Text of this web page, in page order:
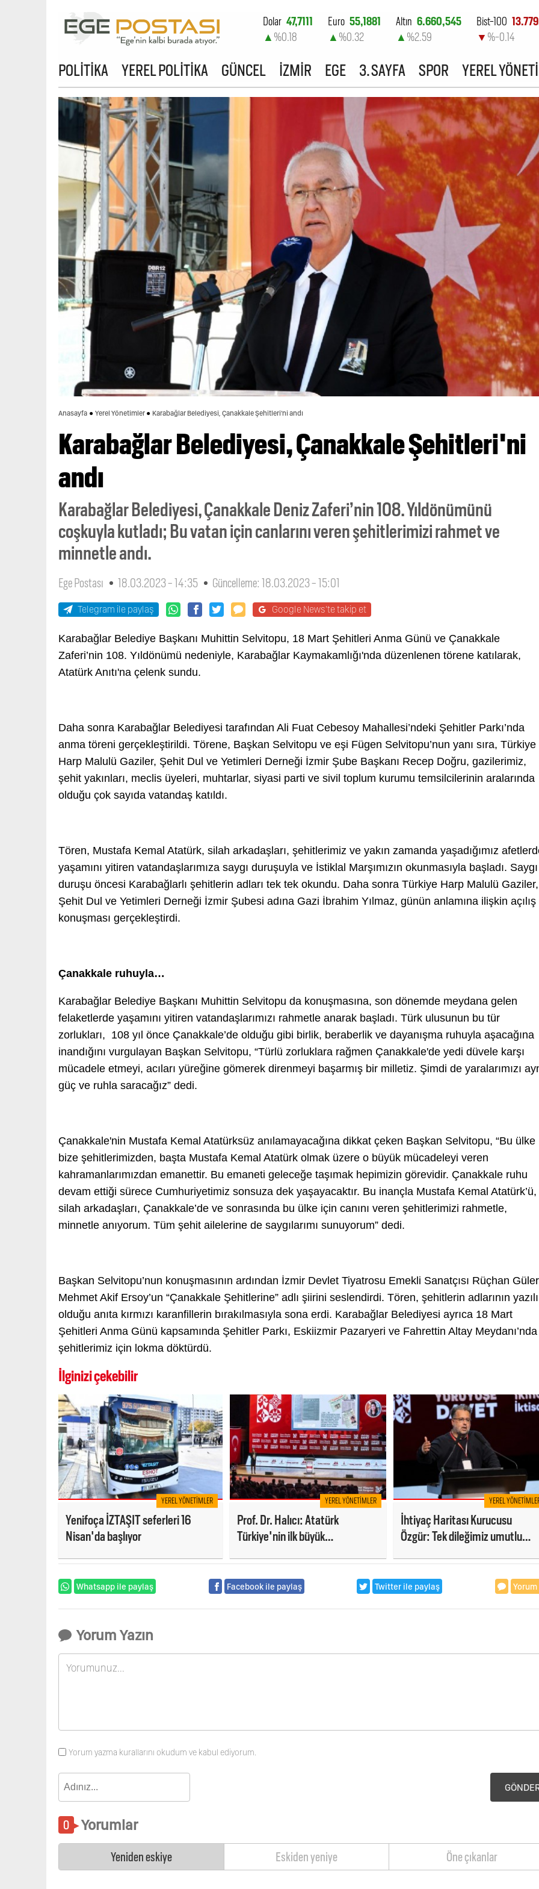
Dolar 47,7111
▲ %0.18
Euro 55,1881
▲ %0.32
Altın 6.660,545
▲ %2.59
Bist-100
▼ %-0.14
POLİTİKA YEREL POLİTİKA GÜNCEL İZMİR EGE 3. SAYFA SPOR YEREL
Anasayfa Yerel Yönetimler Karabağlar Belediyesi, Çanakkale Şehitleri'ni andı
Karabağlar Belediyesi, Çanakkale Şehitleri'ni
andı
Karabağlar Belediyesi, Çanakkale Deniz Zaferi’nin 108. Yıldönümünü
coşkuyla kutladı; Bu vatan için canlarını veren şehitlerimizi rahmet ve
minnetle andı.
Ege Postası 18.03.2023 - 14:35 Güncelleme: 18.03.2023 - 15:01
Telegram ile paylaş Google News'te takip et
Karabağlar Belediye Başkanı Muhittin Selvitopu, 18 Mart Şehitleri Anma Günü ve Çanakkale
Zaferi’nin 108. Yıldönümü nedeniyle, Karabağlar Kaymakamlığı'nda düzenlenen törene katılarak,
Atatürk Anıtı'na çelenk sundu.
Daha sonra Karabağlar Belediyesi tarafından Ali Fuat Cebesoy Mahallesi’ndeki Şehitler Parkı’nda
anma töreni gerçekleştirildi. Törene, Başkan Selvitopu ve eşi Fügen Selvitopu’nun yanı sıra, Türkiye
Harp Malulü Gaziler, Şehit Dul ve Yetimleri Derneği İzmir Şube Başkanı Recep Doğru, gazilerimiz,
şehit yakınları, meclis üyeleri, muhtarlar, siyasi parti ve sivil toplum kurumu temsilcilerinin aralarında
olduğu çok sayıda vatandaş katıldı.
Tören, Mustafa Kemal Atatürk, silah arkadaşları, şehitlerimiz ve yakın zamanda yaşadığımız
yaşamını yitiren vatandaşlarımıza saygı duruşuyla ve İstiklal Marşımızın okunmasıyla başladı. Saygı
duruşu öncesi Karabağlarlı şehitlerin adları tek tek okundu. Daha sonra Türkiye Harp Malulü Gaziler,
Şehit Dul ve Yetimleri Derneği İzmir Şubesi adına Gazi İbrahim Yılmaz, günün anlamına ilişkin açılış
konuşması gerçekleştirdi.
Çanakkale ruhuyla…
Karabağlar Belediye Başkanı Muhittin Selvitopu da konuşmasına, son dönemde meydana gelen
felaketlerde yaşamını yitiren vatandaşlarımızı rahmetle anarak başladı. Türk ulusunun bu tür
zorlukları, 108 yıl önce Çanakkale’de olduğu gibi birlik, beraberlik ve dayanışma ruhuyla aşacağına
inandığını vurgulayan Başkan Selvitopu, “Türlü zorluklara rağmen Çanakkale'de yedi düvele karşı
mücadele etmeyi, acıları yüreğine gömerek direnmeyi başarmış bir milletiz. Şimdi de yaralarımızı
güç ve ruhla saracağız” dedi.
Çanakkale'nin Mustafa Kemal Atatürksüz anılamayacağına dikkat çeken Başkan Selvitopu, “Bu ülke
bize şehitlerimizden, başta Mustafa Kemal Atatürk olmak üzere o büyük mücadeleyi veren
kahramanlarımızdan emanettir. Bu emaneti geleceğe taşımak hepimizin görevidir. Çanakkale ruhu
devam ettiği sürece Cumhuriyetimiz sonsuza dek yaşayacaktır. Bu inançla Mustafa Kemal Atatürk’ü,
silah arkadaşları, Çanakkale’de ve sonrasında bu ülke için canını veren şehitlerimizi rahmetle,
minnetle anıyorum. Tüm şehit ailelerine de saygılarımı sunuyorum” dedi.
Başkan Selvitopu’nun konuşmasının ardından İzmir Devlet Tiyatrosu Emekli Sanatçısı Rüçhan
Mehmet Akif Ersoy’un “Çanakkale Şehitlerine” adlı şiirini seslendirdi. Tören, şehitlerin adlarının yazılı
olduğu anıta kırmızı karanfillerin bırakılmasıyla sona erdi. Karabağlar Belediyesi ayrıca 18 Mart
Şehitleri Anma Günü kapsamında Şehitler Parkı, Eskiizmir Pazaryeri ve Fahrettin Altay Meydanı’nda
şehitlerimiz için lokma döktürdü.
İlginizi çekebilir
YEREL YÖNETIMLER
Yenifoça İZTAŞIT seferleri 16
Nisan'da başlıyor
YEREL YÖNETIMLER
Prof. Dr. Halıcı: Atatürk
Türkiye'nin ilk büyük
YEREL
İhtiyaç Haritası Kurucusu
Özgür: Tek dileğimiz umutlu
Whatsapp ile paylaş Facebook ile paylaş Twitter ile paylaş Yorum
Yorum Yazın
Yorum yazma kurallarını okudum ve kabul ediyorum.
Yorumlar
Yeniden eskiye Eskiden yeniye Öne çıkanlar